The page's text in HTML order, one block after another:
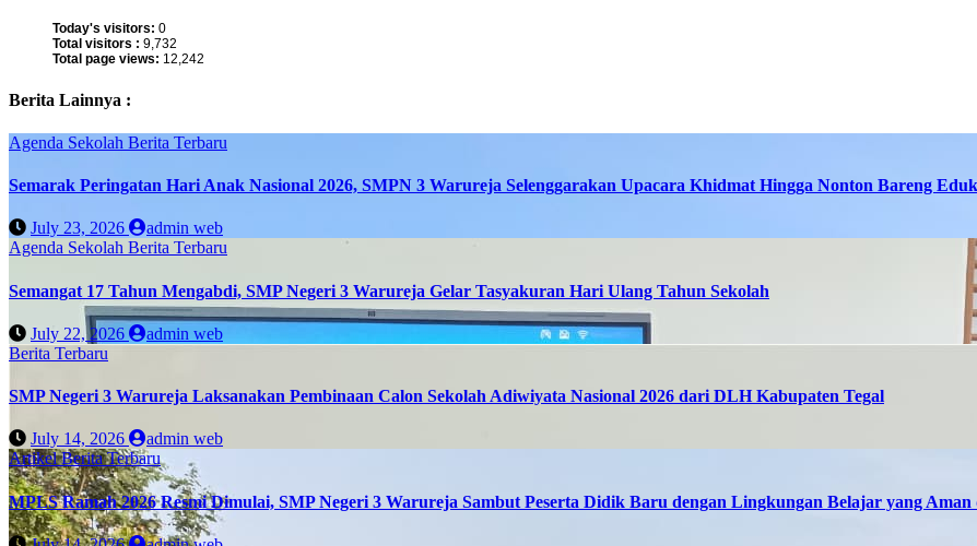
Today's visitors: 0
Total visitors : 9,732
Total page views: 12,242
Berita Lainnya :
Agenda Sekolah Berita Terbaru
Semarak Peringatan Hari Anak Nasional 2026, SMPN 3 Warureja Selenggarakan Upacara Khidmat Hingga Nonton Bareng
July 23, 2026
admin web
Agenda Sekolah Berita Terbaru
Semangat 17 Tahun Mengabdi, SMP Negeri 3 Warureja Gelar Tasyakuran Hari Ulang Tahun Sekolah
July 22, 2026
admin web
Berita Terbaru
SMP Negeri 3 Warureja Laksanakan Pembinaan Calon Sekolah Adiwiyata Nasional 2026 dari DLH Kabupaten Tegal
July 14, 2026
admin web
ArtikelBerita Terbaru
MPLS Ramah 2026 Resmi Dimulai, SMP Negeri 3 Warureja Sambut Peserta Didik Baru dengan Lingkungan Belajar yang